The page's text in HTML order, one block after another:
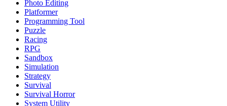
Photo Editing
Platformer
Programming Tool
Puzzle
Racing
RPG
Sandbox
Simulation
Strategy
Survival
Survival Horror
System Utility